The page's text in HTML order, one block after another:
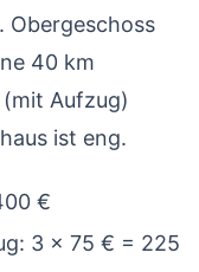
Obergeschoss
40 km
Aufzug)
ist eng.
€
3 × 75 € = 225